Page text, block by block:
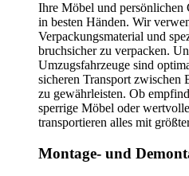
Ihre Möbel und persönlichen
in besten Händen. Wir
Verpackungsmaterial und
bruchsicher zu verpacken.
Umzugsfahrzeuge sind
sicheren Transport zwischen
zu gewährleisten. Ob
sperrige Möbel oder
transportieren alles mit
Montage- und